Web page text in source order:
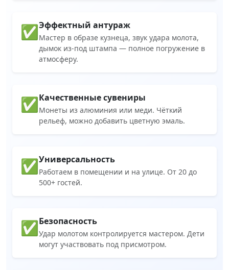
✅Эффектный антураж
Мастер в образе кузнеца, звук удара молота,
дымок из-под штампа — полное погружение в
атмосферу.
✅Качественные сувениры
Монеты из алюминия или меди. Чёткий
рельеф, можно добавить цветную эмаль.
✅Универсальность
Работаем в помещении и на улице. От 20 до
500+ гостей.
✅Безопасность
Удар молотом контролируется мастером. Дети
могут участвовать под присмотром.